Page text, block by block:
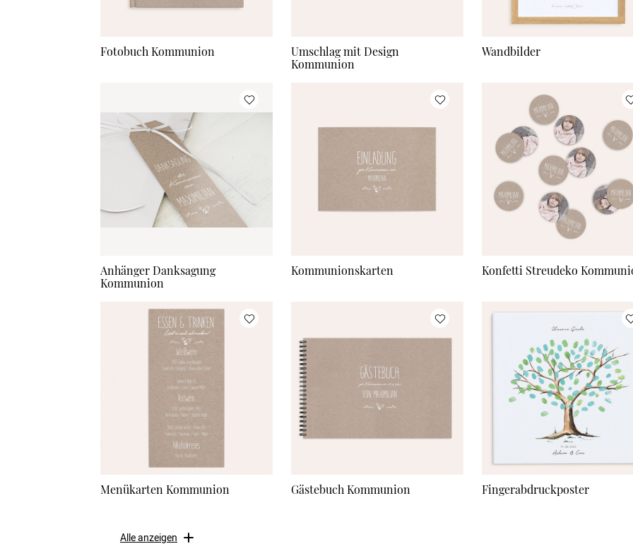
Fotobuch Kommunion
Umschlag mit Design
Kommunion
Wandbilder
Anhänger Danksagung
Kommunion
Kommunionskarten Konfetti Streudeko
Menükarten Kommunion Gästebuch Kommunion Fingerabdruckposter
Alle anzeigen